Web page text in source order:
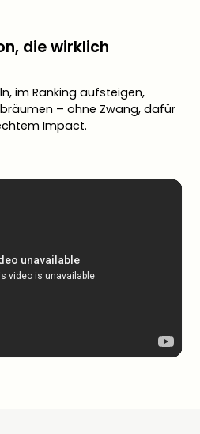
die wirklich
im Ranking aufsteigen,
– ohne Zwang, dafür
Impact.